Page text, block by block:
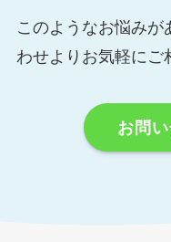
このようなお悩みが
わせよりお気軽にご
お問